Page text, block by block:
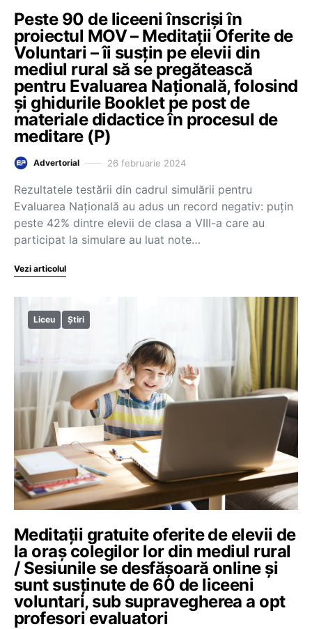
Peste 90 de liceeni înscriși în
proiectul MOV – Meditații Oferite de
Voluntari – îi susțin pe elevii din
mediul rural să se pregătească
pentru Evaluarea Națională, folosind
și ghidurile Booklet pe post de
materiale didactice în procesul de
meditare (P)
Advertorial 26 februarie 2024
Rezultatele testării din cadrul simulării pentru
Evaluarea Națională au adus un record negativ: puțin
peste 42% dintre elevii de clasa a VIII-a care au
participat la simulare au luat note…
Vezi articolul
Liceu Știri
Meditații gratuite oferite de elevii de
la oraș colegilor lor din mediul rural
/ Sesiunile se desfășoară online și
sunt susținute de 60 de liceeni
voluntari, sub supravegherea a opt
profesori evaluatori